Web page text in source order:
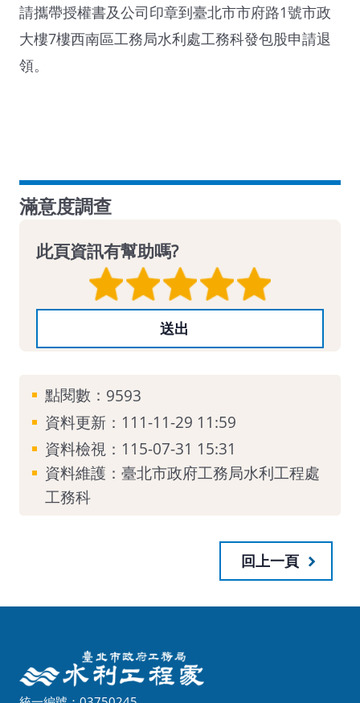
請攜帶授權書及公司印章到臺北市市府路1號市政
大樓7樓西南區工務局水利處工務科發包股申請退
領。
滿意度調查
此頁資訊有幫助嗎?
點閱數： 9593
資料更新：111-11-29 11:59
資料檢視：115-07-31 15:31
資料維護：臺北市政府工務局水利工程處
工務科
回上一頁